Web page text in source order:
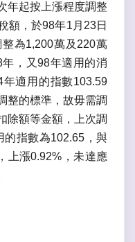
年起按上漲程度調整
額，於98年1月23日
為1,200萬及220萬
，又98年適用的消
適用的指數103.59
整的標準，故毋需調
除額等金額，上次調
的指數為102.65，與
上漲0.92%，未達應